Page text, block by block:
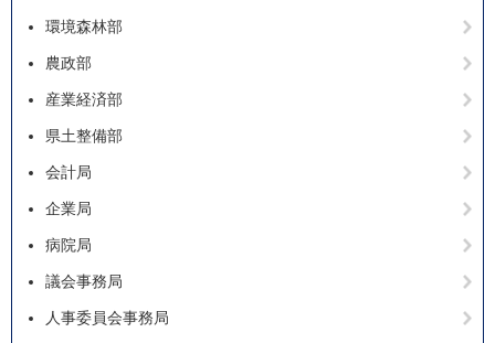
環境森林部
農政部
産業経済部
県土整備部
会計局
企業局
病院局
議会事務局
人事委員会事務局